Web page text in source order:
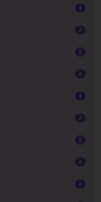
1
2
2
2
1
2
2
2
2